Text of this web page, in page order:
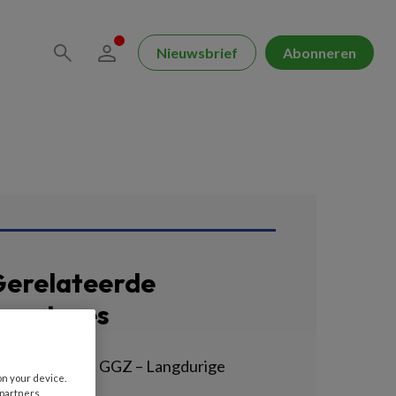
Nieuwsbrief Abonneren
IG GGZ – Langdurige
your device.